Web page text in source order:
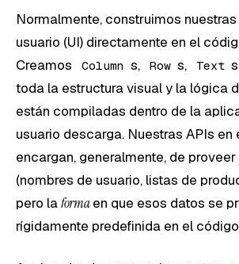
Normalmente, construimos
usuario (UI) directamente en el
Creamos
Column s, Row s, Text
toda la estructura visual y la lógica
están compiladas dentro de la
usuario descarga. Nuestras APIs en
encargan, generalmente, de proveer
(nombres de usuario, listas de
pero laformaen que esos datos se
rígidamente predefinida en el